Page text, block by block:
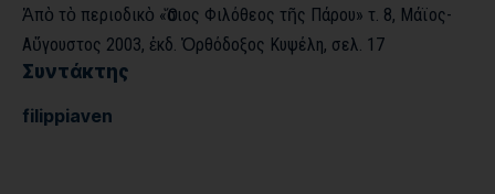
Ἀπὸ τὸ περιοδικὸ «Ὅσιος Φιλόθεος τῆς Πάρου» τ. 8, Μάϊος-
Αὔγουστος 2003, ἐκδ. Ὀρθόδοξος Κυψέλη, σελ. 17
Συντάκτης
filippiaven